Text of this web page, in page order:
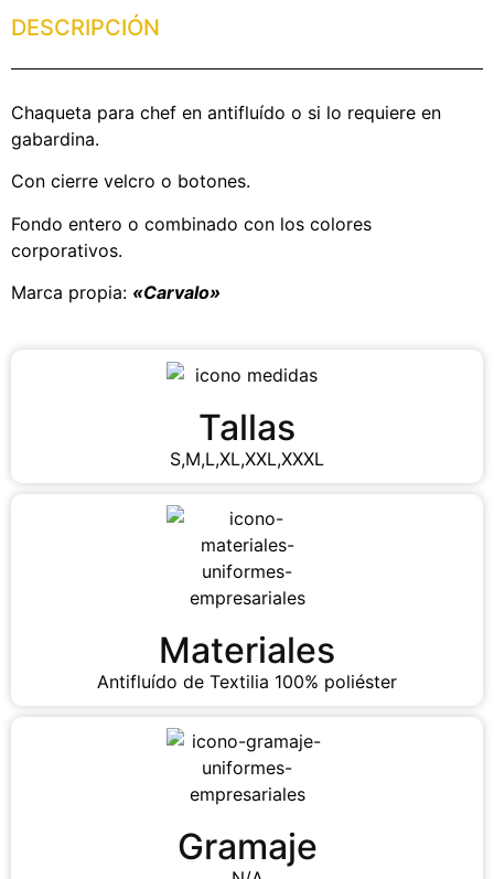
DESCRIPCIÓN
Chaqueta para chef en antifluído o si lo requiere en
gabardina.
Con cierre velcro o botones.
Fondo entero o combinado con los colores
corporativos.
Marca propia: «Carvalo»
Tallas
S,M,L,XL,XXL,XXXL
Materiales
Antifluído de Textilia 100% poliéster
Gramaje